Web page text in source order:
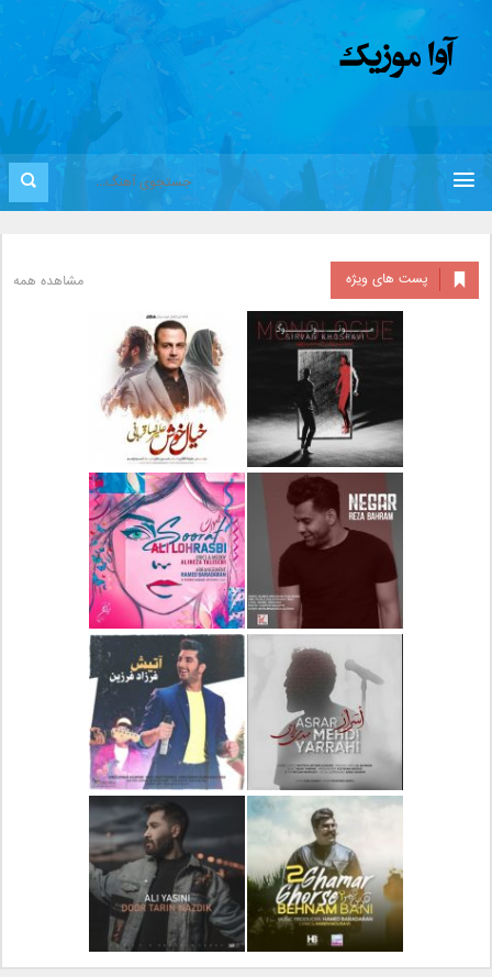
پست های ویژه مشاهده همه
دانلود آلبوم جدید سیروان
خسروی بنام مونولوگ
دانلود آهنگ جدید علیرضا
قربانی بنام خیال خوش
دانلود آهنگ جدید رضا
بهرام بنام نگار
دانلود آهنگ جدید علی
لهراسبی بنام صورت
دانلود آهنگ جدید مهدی
یراحی بنام اسرار
دانلود آهنگ جدید فرزاد
فرزین بنام آتیش